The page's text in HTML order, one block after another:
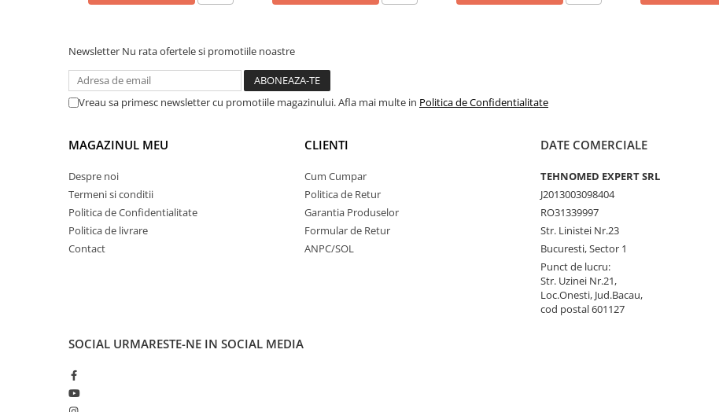
Newsletter Nu rata ofertele si promotiile noastre
Vreau sa primesc newsletter cu promotiile magazinului. Afla mai multe in Politica de Confidentialitate
MAGAZINUL MEU
Despre noi
Termeni si conditii
Politica de Confidentialitate
Politica de livrare
Contact
CLIENTI
Cum Cumpar
Politica de Retur
Garantia Produselor
Formular de Retur
ANPC/SOL
DATE COMERCIALE
TEHNOMED EXPERT SRL
J2013003098404
RO31339997
Str. Linistei Nr.23
Bucuresti, Sector 1
Punct de lucru:
Str. Uzinei Nr.21,
Loc.Onesti, Jud.Bacau,
cod postal 601127
SOCIAL URMARESTE-NE IN SOCIAL MEDIA